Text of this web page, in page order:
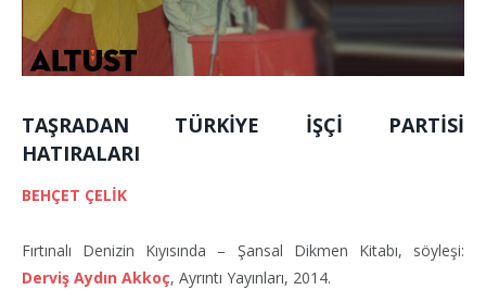
TAŞRADAN TÜRKİYE İŞÇİ PARTİSİ
HATIRALARI
BEHÇET ÇELİK
Fırtınalı Denizin Kıyısında – Şansal Dikmen Kitabı, söyleşi:
Derviş Aydın Akkoç, Ayrıntı Yayınları, 2014.